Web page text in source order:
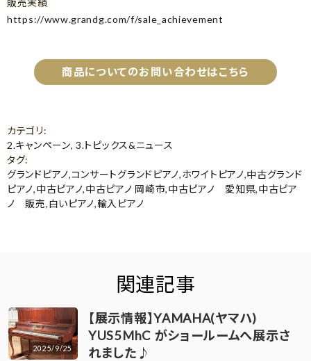
販売実績
https://www.grandg.com/f/sale_achievement
商品についてのお問い合わせはこちら
カテゴリ:
2.キャンペーン,3.トピックス&ニュース
タグ:
グランドピアノ,コンサートグランドピアノ,ホワイトピアノ,中古グランド
ピアノ,中古ピアノ,中古ピアノ 岡崎市,中古ピアノ 愛知県,中古ピア
ノ 販売,白いピアノ,輸入ピアノ
関連記事
2025/9/25
【展示情報】YAMAHA(ヤマハ)
YUS5MhC がショールームへ展示さ
れました♪